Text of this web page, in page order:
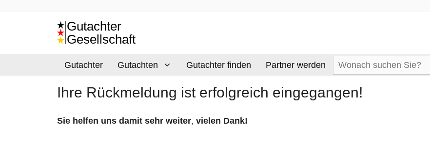
Gutachter Gutachten Gutachter finden Partner werden
Suche
nach:
Ihre Rückmeldung ist erfolgreich eingegangen!
Sie helfen uns damit sehr weiter, vielen Dank!